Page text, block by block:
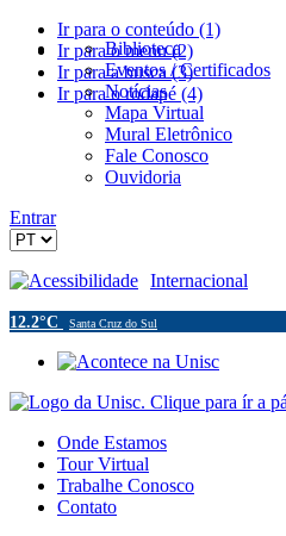
Ir para o conteúdo (1)
Ir para o menu (2)
Ir para a busca (3)
Ir para o rodapé (4)
Biblioteca
Eventos / Certificados
Notícias
Mapa Virtual
Mural Eletrônico
Fale Conosco
Ouvidoria
Entrar
Acessibilidade Internacional
12.2°C Santa Cruz do Sul
Onde Estamos
Tour Virtual
Trabalhe Conosco
Contato